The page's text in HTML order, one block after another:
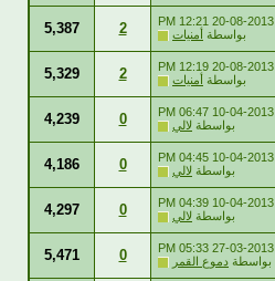
20-08-2013
12:21 PM
بواسطة أمنيات 2
5,387
20-08-2013
12:19 PM
بواسطة أمنيات 2
5,329
10-04-2013
06:47 PM
بواسطة لالي 0
4,239
10-04-2013
04:45 PM
بواسطة لالي 0
4,186
10-04-2013
04:39 PM
بواسطة لالي 0
4,297
27-03-2013
05:33 PM
بواسطة دموع القمر 0
5,471